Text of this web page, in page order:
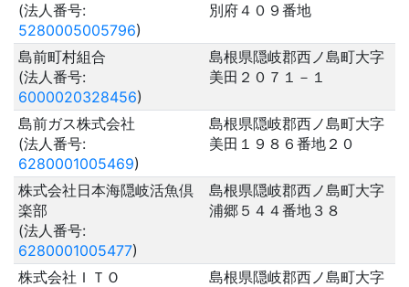
(法人番号:
5280005005796)
別府４０９番地
島前町村組合
(法人番号:
6000020328456)
島根県隠岐郡西ノ島町大字
美田２０７１－１
島前ガス株式会社
(法人番号:
6280001005469)
島根県隠岐郡西ノ島町大字
美田１９８６番地２０
株式会社日本海隠岐活魚倶
楽部
(法人番号:
6280001005477)
島根県隠岐郡西ノ島町大字
浦郷５４４番地３８
株式会社ＩＴＯ
島根県隠岐郡西ノ島町大字